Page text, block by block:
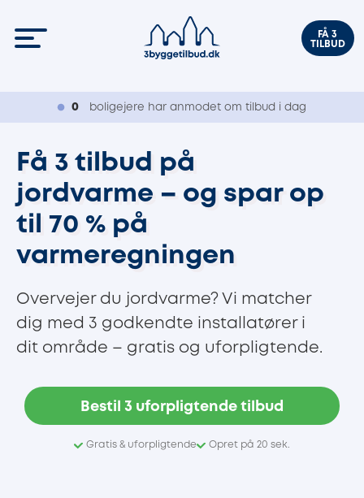
FÅ 3
TILBUD
0 boligejere har anmodet om tilbud i dag
Få 3 tilbud på
jordvarme – og spar op
til 70 % på
varmeregningen
Overvejer du jordvarme? Vi matcher
dig med 3 godkendte installatører i
dit område – gratis og uforpligtende.
Bestil 3 uforpligtende tilbud
Gratis & uforpligtende Opret på 20 sek.